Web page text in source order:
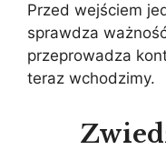
Przed wejściem
sprawdza
przeprowadza
teraz wchodzimy.